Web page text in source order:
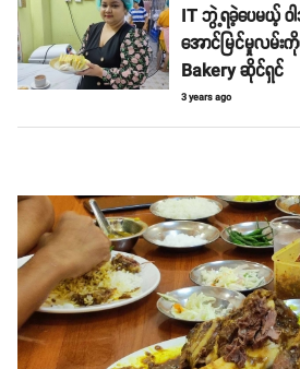
IT ဘွဲ့ရခဲ့ပေမယ့် ဝ
အောင်မြင်မှုလမ်း
Bakery ဆိုင်ရှင်
3 years ago